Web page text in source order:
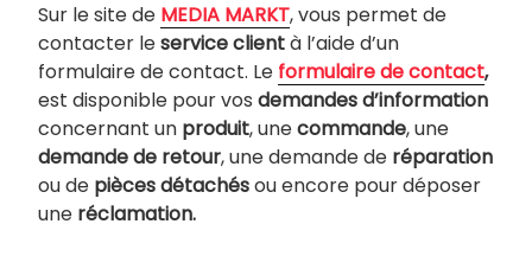
Sur le site de MEDIA MARKT, vous permet de
contacter leservice clientà l’aide d’un
formulaire de contact. Le formulaire de contact,
est disponible pour vos demandes d’information
concernant un produit, unecommande, une
demande de retour, une demande de réparation
ou de pièces détachésou encore pour déposer
une réclamation.